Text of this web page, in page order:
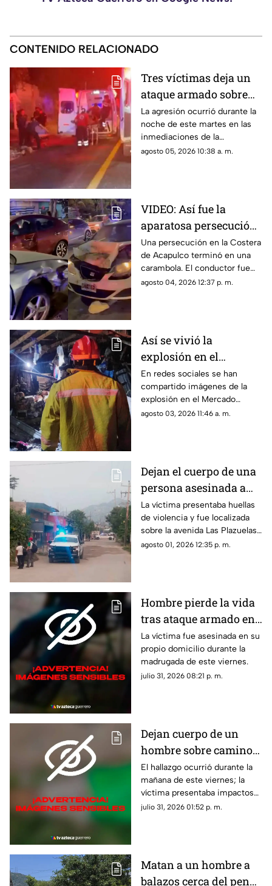
CONTENIDO RELACIONADO
Tres víctimas deja un
ataque armado sobre
carretera federal de
Iguala
La agresión ocurrió durante la
noche de este martes en las
inmediaciones de la
comunidad de El Naranjo.
agosto 05, 2026 10:38 a. m.
VIDEO: Así fue la
aparatosa persecución
que terminó en
carambola en la
Costera de Acapulco
Una persecución en la Costera
de Acapulco terminó en una
carambola. El conductor fue
detenido y reportan personas
agosto 04, 2026 12:37 p. m.
Así se vivió la
explosión en el
Mercado Central de
Acapulco que dejó
varios locales
afectados
En redes sociales se han
compartido imágenes de la
explosión en el Mercado
Central de Acapulco que dejó
agosto 03, 2026 11:46 a. m.
Dejan el cuerpo de una
persona asesinada a
balazos en la Sabana
La víctima presentaba huellas
de violencia y fue localizada
sobre la avenida Las Plazuelas
durante la madrugada.
agosto 01, 2026 12:35 p. m.
Hombre pierde la vida
tras ataque armado en
suburbio de Acapulco
La víctima fue asesinada en su
propio domicilio durante la
madrugada de este viernes.
julio 31, 2026 08:21 p. m.
Dejan cuerpo de un
hombre sobre camino
de terracería en Iguala
El hallazgo ocurrió durante la
mañana de este viernes; la
víctima presentaba impactos
de bala.
julio 31, 2026 01:52 p. m.
Matan a un hombre a
balazos cerca del penal